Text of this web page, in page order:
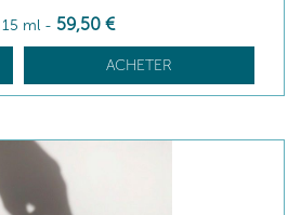
15 ml - 59,50 €
ACHETER